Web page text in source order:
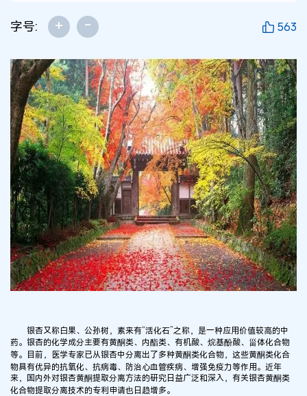
字号: + - 563
银杏又称白果、公孙树，素来有“活化石”之称，是一种应用价值较高的中
药。银杏的化学成分主要有黄酮类、内酯类、有机酸、烷基酚酸、甾体化合物
等。目前，医学专家已从银杏中分离出了多种黄酮类化合物，这些黄酮类化合
物具有优异的抗氧化、抗病毒、防治心血管疾病、增强免疫力等作用。近年
来，国内外对银杏黄酮提取分离方法的研究日益广泛和深入，有关银杏黄酮类
化合物提取分离技术的专利申请也日趋增多。